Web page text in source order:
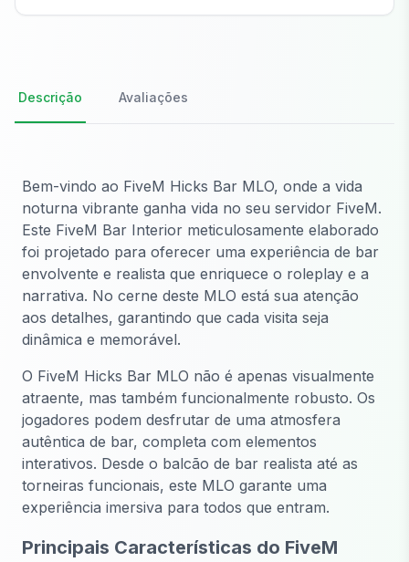
Descrição Avaliações
Bem-vindo ao FiveM Hicks Bar MLO, onde a vida
noturna vibrante ganha vida no seu servidor FiveM.
Este FiveM Bar Interior meticulosamente elaborado
foi projetado para oferecer uma experiência de bar
envolvente e realista que enriquece o roleplay e a
narrativa. No cerne deste MLO está sua atenção
aos detalhes, garantindo que cada visita seja
dinâmica e memorável.
O FiveM Hicks Bar MLO não é apenas visualmente
atraente, mas também funcionalmente robusto. Os
jogadores podem desfrutar de uma atmosfera
autêntica de bar, completa com elementos
interativos. Desde o balcão de bar realista até as
torneiras funcionais, este MLO garante uma
experiência imersiva para todos que entram.
Principais Características do FiveM